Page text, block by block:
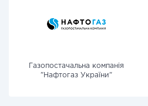
Газопостачальна компанія
"Нафтогаз України"